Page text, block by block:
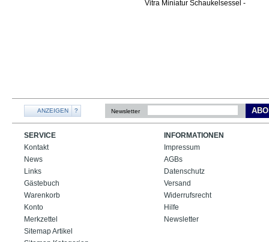
ANZEIGEN ? Newsletter
SERVICE
Kontakt
News
Links
Gästebuch
Warenkorb
Konto
Merkzettel
Sitemap Artikel
INFORMATIONEN
Impressum
AGBs
Datenschutz
Versand
Widerrufsrecht
Hilfe
Newsletter